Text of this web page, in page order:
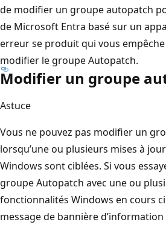
de modifier un groupe autopatch
de Microsoft Entra basé sur un
erreur se produit qui vous
modifier le groupe Autopatch.
Modifier un groupe
Astuce
Vous ne pouvez pas modifier un
lorsqu’une ou plusieurs mises à
Windows sont ciblées. Si vous
groupe Autopatch avec une ou
fonctionnalités Windows en cours
message de bannière d’information